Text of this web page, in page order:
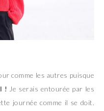
comme les autres puisque
! Je serais entourée par les
journée comme il se doit.